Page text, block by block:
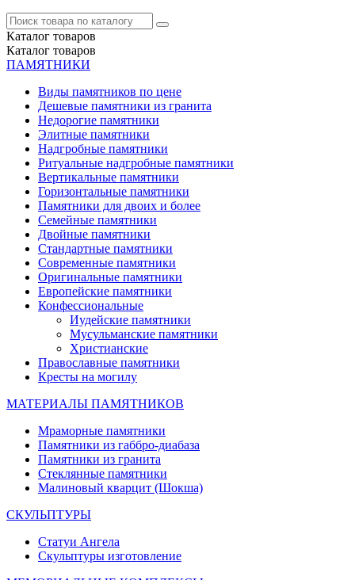
Каталог товаров
Каталог товаров
ПАМЯТНИКИ
Виды памятников по цене
Дешевые памятники из гранита
Недорогие памятники
Элитные памятники
Надгробные памятники
Ритуальные надгробные памятники
Вертикальные памятники
Горизонтальные памятники
Памятники для двоих и более
Семейные памятники
Двойные памятники
Стандартные памятники
Современные памятники
Оригинальные памятники
Европейские памятники
Конфессиональные
Иудейские памятники
Мусульманские памятники
Христианские
Православные памятники
Кресты на могилу
МАТЕРИАЛЫ ПАМЯТНИКОВ
Мраморные памятники
Памятники из габбро-диабаза
Памятники из гранита
Стеклянные памятники
Малиновый кварцит (Шокша)
СКУЛЬПТУРЫ
Статуи Ангела
Скульптуры изготовление